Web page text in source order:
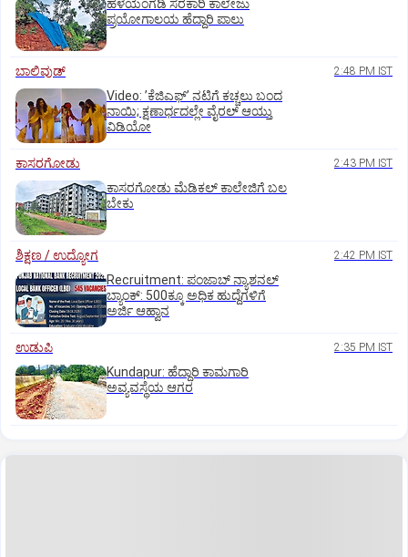
ಹಳೆಯಂಗಡಿ ಸರಕಾರಿ ಕಾಲೇಜು
ಪ್ರಯೋಗಾಲಯ ಹೆದ್ದಾರಿ ಪಾಲು
ಬಾಲಿವುಡ್‌ 2:48 PM IST
Video: ʼಕೆಜಿಎಫ್‌ʼ ನಟಿಗೆ ಕಚ್ಚಲು ಬಂದ
ನಾಯಿ; ಕ್ಷಣಾರ್ಧದಲ್ಲೇ ವೈರಲ್‌ ಆಯ್ತು
ವಿಡಿಯೋ
ಕಾಸರಗೋಡು 2:43 PM IST
ಕಾಸರಗೋಡು ಮೆಡಿಕಲ್‌ ಕಾಲೇಜಿಗೆ ಬಲ
ಬೇಕು
ಶಿಕ್ಷಣ / ಉದ್ಯೋಗ 2:42 PM IST
Recruitment: ಪಂಜಾಬ್‌ ನ್ಯಾಶನಲ್‌
ಬ್ಯಾಂಕ್:‌ 500ಕ್ಕೂ ಅಧಿಕ ಹುದ್ದೆಗಳಿಗೆ
ಅರ್ಜಿ ಆಹ್ವಾನ
ಉಡುಪಿ 2:35 PM IST
Kundapur: ಹೆದ್ದಾರಿ ಕಾಮಗಾರಿ
ಅವ್ಯವಸ್ಥೆಯ ಆಗರ